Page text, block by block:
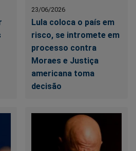
23/06/2026
Lula coloca o país em
risco, se intromete em
processo contra
Moraes e Justiça
americana toma
decisão